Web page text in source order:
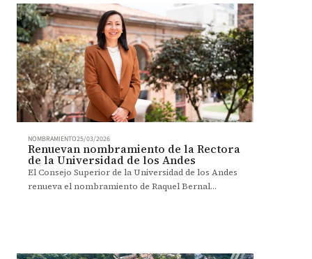
diplomacia científica y en la toma de decisiones
frente a desafíos globales.
NOMBRAMIENTO25/03/2026
Renuevan nombramiento de la Rectora
de la Universidad de los Andes
El Consejo Superior de la Universidad de los Andes
renueva el nombramiento de Raquel Bernal